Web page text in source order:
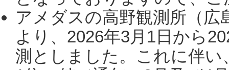
アメダスの高野観測所（
より、2026年3月1日から
測としました。これに伴い